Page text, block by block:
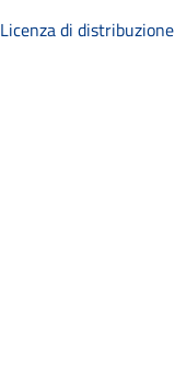
Licenza di distribuzione